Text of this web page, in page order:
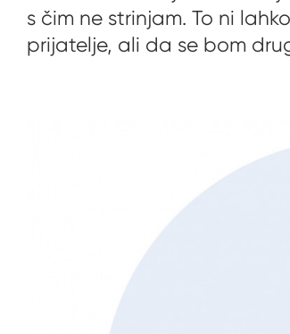
s čim ne strinjam. To ni
prijatelje, ali da se bom